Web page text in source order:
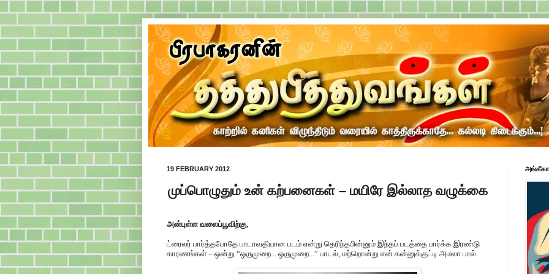
19 FEBRUARY 2012
முப்பொழுதும் உன் கற்பனைகள் – மயிரே இல்லாத வழுக்கை
அன்புள்ள வலைப்பூவிற்கு,
ட்ரைலர் பார்த்தபோதே பாடாவதியான படம் என்று தெரிந்தபின்னும் இந்தப் படத்தை பார்க்க இரண்டு
காரணங்கள் – ஒன்று “ஒருமுறை... ஒருமுறை...” பாடல், மற்றொன்று என் கன்னுக்குட்டி அமலா பால்.